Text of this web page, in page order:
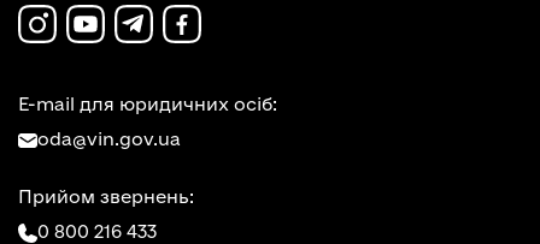
E-mail для юридичних осіб:
oda@vin.gov.ua
Прийом звернень:
0 800 216 433